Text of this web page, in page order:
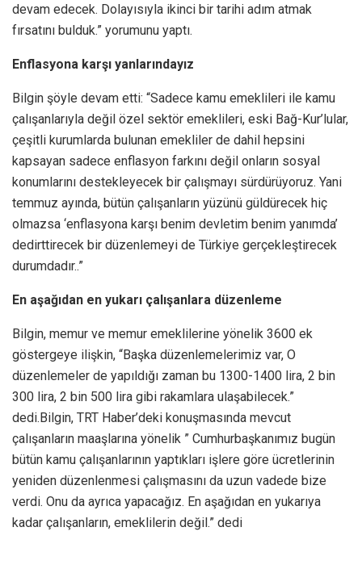
devam edecek. Dolayısıyla ikinci bir tarihi adım atmak
fırsatını bulduk.” yorumunu yaptı.
Enflasyona karşı yanlarındayız
Bilgin şöyle devam etti: “Sadece kamu emeklileri ile kamu
çalışanlarıyla değil özel sektör emeklileri, eski Bağ-Kur’lular,
çeşitli kurumlarda bulunan emekliler de dahil hepsini
kapsayan sadece enflasyon farkını değil onların sosyal
konumlarını destekleyecek bir çalışmayı sürdürüyoruz. Yani
temmuz ayında, bütün çalışanların yüzünü güldürecek hiç
olmazsa ‘enflasyona karşı benim devletim benim yanımda’
dedirttirecek bir düzenlemeyi de Türkiye gerçekleştirecek
durumdadır..”
En aşağıdan en yukarı çalışanlara düzenleme
Bilgin, memur ve memur emeklilerine yönelik 3600 ek
göstergeye ilişkin, “Başka düzenlemelerimiz var, O
düzenlemeler de yapıldığı zaman bu 1300-1400 lira, 2 bin
300 lira, 2 bin 500 lira gibi rakamlara ulaşabilecek.”
dedi.Bilgin, TRT Haber’deki konuşmasında mevcut
çalışanların maaşlarına yönelik ” Cumhurbaşkanımız bugün
bütün kamu çalışanlarının yaptıkları işlere göre ücretlerinin
yeniden düzenlenmesi çalışmasını da uzun vadede bize
verdi. Onu da ayrıca yapacağız. En aşağıdan en yukarıya
kadar çalışanların, emeklilerin değil.” dedi